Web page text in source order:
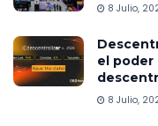
8 Julio,
el poder
8 Julio,